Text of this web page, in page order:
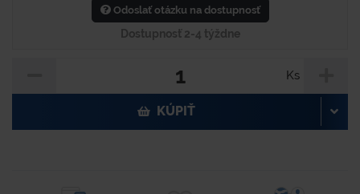
Odoslať otázku na dostupnosť
Dostupnosť 2-4 týždne
Ks
KÚPIŤ